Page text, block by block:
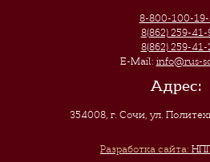
8-800-100-
8(862) 259-41-
8(862) 259-41-
E-Mail: info@rus-
Адрес:
354008, г. Сочи,ул.
Разработка сайта: